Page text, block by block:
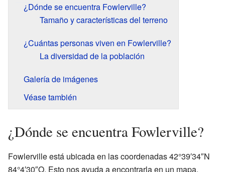
¿Dónde se encuentra Fowlerville?
Tamaño y características del terreno
¿Cuántas personas viven en Fowlerville?
La diversidad de la población
Galería de imágenes
Véase también
¿Dónde se encuentra Fowlerville?
Fowlerville está ubicada en las coordenadas 42°39′34″N
84°4′30″O. Esto nos ayuda a encontrarla en un mapa.